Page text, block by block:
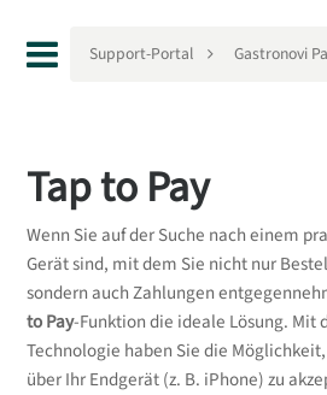
Support-Portal Gastronovi
Tap to Pay
Wenn Sie auf der Suche nach einem
Gerät sind, mit dem Sie nicht nur
sondern auch Zahlungen
to Pay-Funktion die ideale Lösung. Mit
Technologie haben Sie die
über Ihr Endgerät (z. B. iPhone) zu